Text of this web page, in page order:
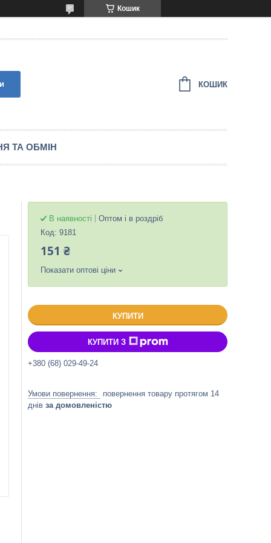
Кошик
КОШИК
ТА ОБМІН
В наявності
Оптом і в роздріб
Код: 9181
151 ₴
Показати оптові ціни
КУПИТИ
КУПИТИ З
+380 (68) 029-49-24
повернення товару протягом 14
днів за домовленістю